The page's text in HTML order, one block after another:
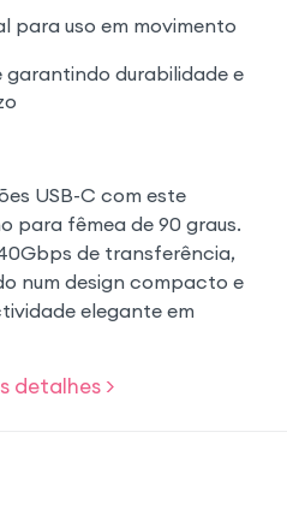
para uso em movimento
garantindo durabilidade e
USB-C com este
para fêmea de 90 graus.
de transferência,
num design compacto e
elegante em
detalhes >